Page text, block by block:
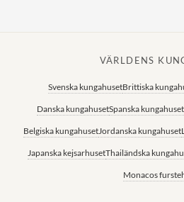
VÄRLDENS
Svenska kungahusetBrittiska
Danska kungahusetSpanska kungahuset
Belgiska kungahusetJordanska kungahuset
Japanska kejsarhusetThailändska
Monacos